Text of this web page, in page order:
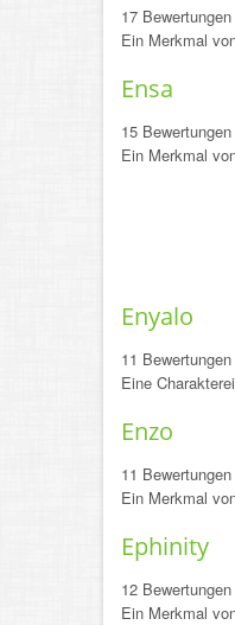
17
Ein Merkmal
Ensa
15
Ein Merkmal
Enyalo
11
Eine
Enzo
11
Ein Merkmal
Ephinity
12
Ein Merkmal